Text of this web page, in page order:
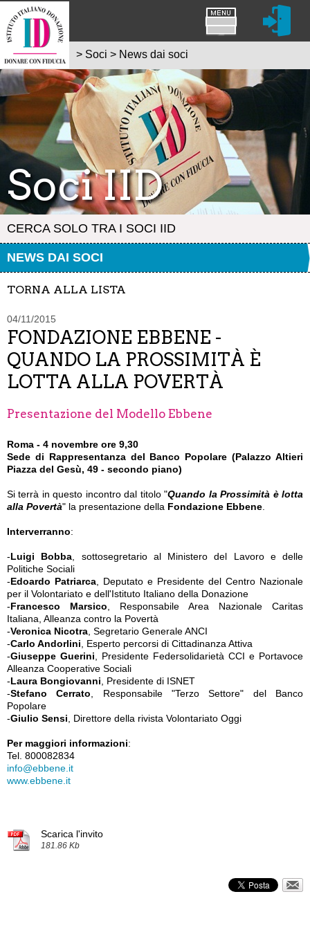
Soci IID
CERCA SOLO TRA I SOCI IID
NEWS DAI SOCI
> Soci > News dai soci
TORNA ALLA LISTA
04/11/2015
FONDAZIONE EBBENE -
QUANDO LA PROSSIMITÀ È
LOTTA ALLA POVERTÀ
Presentazione del Modello Ebbene
Roma - 4 novembre ore 9,30
Sede di Rappresentanza del Banco Popolare (Palazzo Altieri
Piazza del Gesù, 49 - secondo piano)
Si terrà in questo incontro dal titolo "Quando la Prossimità è lotta
alla Povertà" la presentazione della Fondazione Ebbene
Interverranno:
-Luigi Bobba , sottosegretario al Ministero del Lavoro e delle
Politiche Sociali
-Edoardo Patriarca , Deputato e Presidente del Centro Nazionale
per il Volontariato e dell'Istituto Italiano della Donazione
-Francesco Marsico , Responsabile Area Nazionale Caritas
Italiana, Alleanza contro la Povertà
-Veronica Nicotra , Segretario Generale ANCI
-Carlo Andorlini , Esperto percorsi di Cittadinanza Attiva
-Giuseppe Guerini , Presidente Federsolidarietà CCI e Portavoce
Alleanza Cooperative Sociali
-Laura Bongiovanni , Presidente di ISNET
-Stefano Cerrato , Responsabile "Terzo Settore" del Banco
Popolare
-Giulio Sensi , Direttore della rivista Volontariato Oggi
Per maggiori informazioni:
Tel. 800082834
info@ebbene.it
www.ebbene.it
Scarica l'invito
181.86 Kb